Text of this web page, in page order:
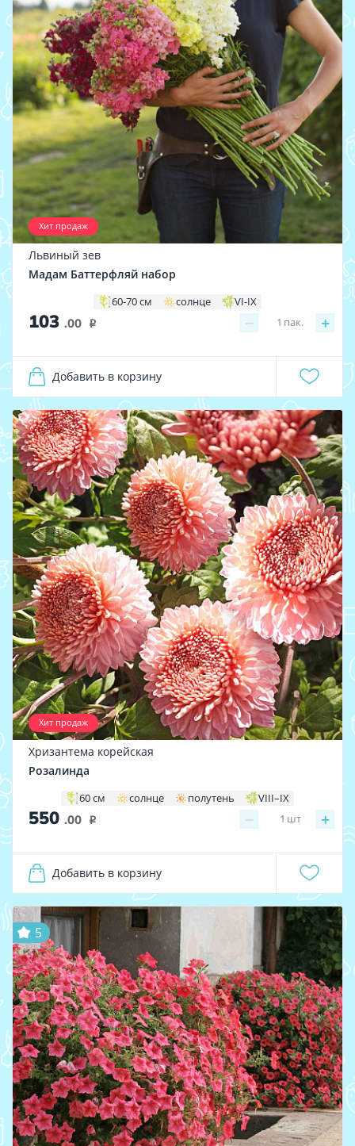
Хит продаж
Львиный зев
Мадам Баттерфляй набор
60-70 см солнце VI-IX
103 .00 i − +
1 пак.
Добавить в корзину
Хит продаж
Хризантема корейская
Розалинда
60 см солнце полутень VIII–IX
550 .00 i − +
1 шт
Добавить в корзину
5